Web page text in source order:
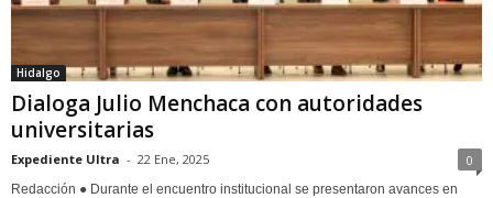
Hidalgo
Dialoga Julio Menchaca con autoridades
universitarias
Expediente Ultra - 22 Ene, 2025 0
Redacción ● Durante el encuentro institucional se presentaron avances en